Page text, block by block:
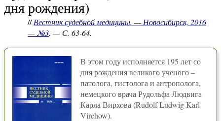
дня рождения)
//Вестник судебной медицины. — Новосибирск, 2016
— №3. — С. 63-64.
В этом году исполняется 195 лет со
дня рождения великого ученого –
патолога, гистолога и антрополога,
немецкого врача Рудольфа Людвига
Карла Вирхова (Rudolf Ludwig Karl
Virchow).